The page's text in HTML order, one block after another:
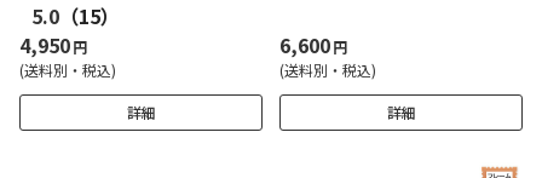
5.0 （15）
4,950円
(送料別・税込)
詳細
6,600円
(送料別・税込)
詳細